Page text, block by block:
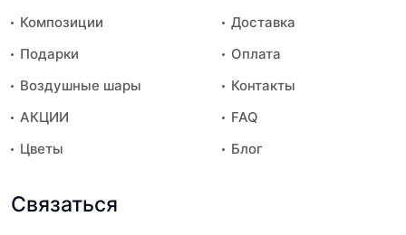
Композиции
Подарки
Воздушные шары
АКЦИИ
Цветы
Доставка
Оплата
Контакты
FAQ
Блог
Связаться